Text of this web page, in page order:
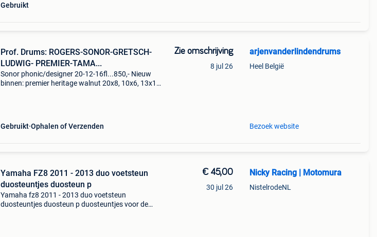
Gebruikt
Prof. Drums: ROGERS-SONOR-GRETSCH-
LUDWIG- PREMIER-TAMA...
Sonor phonic/designer 20-12-16fl...850,- Nieuw
binnen: premier heritage walnut 20x8, 10x6, 13x12
Gebruikt Ophalen of Verzenden
Zie omschrijving
8 jul 26
arjenvanderlindendrums
Heel België
Bezoek website
Yamaha FZ8 2011 - 2013 duo voetsteun
duosteuntjes duosteun p
Yamaha fz8 2011 - 2013 duo voetsteun
duosteuntjes duosteun p duosteuntjes voor de
€ 45,00
30 jul 26
Nicky Racing | Motomura
NistelrodeNL